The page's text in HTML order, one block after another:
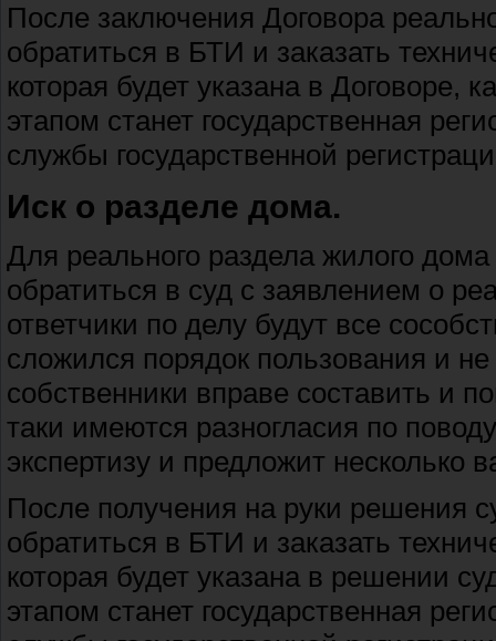
После заключения Договора
обратиться в БТИ и заказать
которая будет указана в
этапом станет государственная
службы государственной
Иск о разделе дома.
Для реального раздела жилого
обратиться в суд с заявлением о
ответчики по делу будут все
сложился порядок пользования и
собственники вправе составить и
таки имеются разногласия по
экспертизу и предложит несколько
После получения на руки решения
обратиться в БТИ и заказать
которая будет указана в решении
этапом станет государственная